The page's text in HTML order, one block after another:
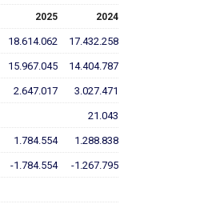
2025 2024
18.614.062 17.432.258
15.967.045 14.404.787
2.647.017 3.027.471
21.043
1.784.554 1.288.838
-1.784.554 -1.267.795